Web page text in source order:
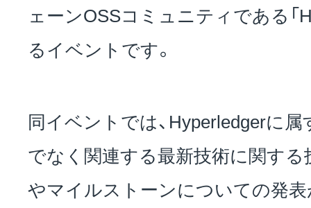
ェーンOSSコミュニティである「
るイベントです。
同イベントでは、Hyperledgerに
でなく関連する最新技術に関す
やマイルストーンについての発表